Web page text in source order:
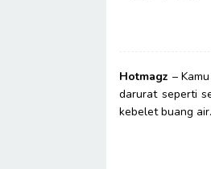
Hotmagz –
darurat seperti
kebelet buang air.